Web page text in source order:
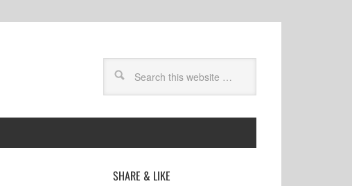
SHARE & LIKE